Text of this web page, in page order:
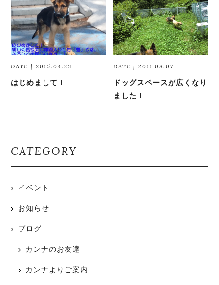
DATE | 2015.04.23
はじめまして！
DATE | 2011.08.07
ドッグスペースが広くなり
ました！
CATEGORY
イベント
お知らせ
ブログ
カンナのお友達
カンナよりご案内